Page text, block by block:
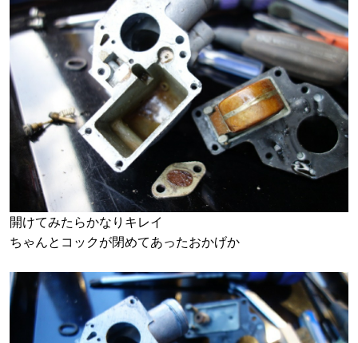
開けてみたらかなりキレイ
ちゃんとコックが閉めてあったおかげか